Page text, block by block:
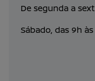
De segunda a
Sábado, das 9h às